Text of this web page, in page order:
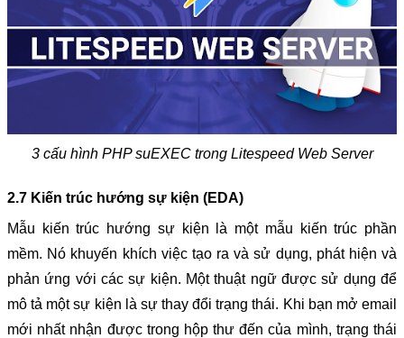
3 cấu hình PHP suEXEC trong Litespeed Web Server
2.7 Kiến trúc hướng sự kiện (EDA)
Mẫu kiến ​​trúc hướng sự kiện là một mẫu kiến ​​trúc phần
mềm. Nó khuyến khích việc tạo ra và sử dụng, phát hiện và
phản ứng với các sự kiện. Một thuật ngữ được sử dụng để
mô tả một sự kiện là sự thay đổi trạng thái. Khi bạn mở email
mới nhất nhận được trong hộp thư đến của mình, trạng thái